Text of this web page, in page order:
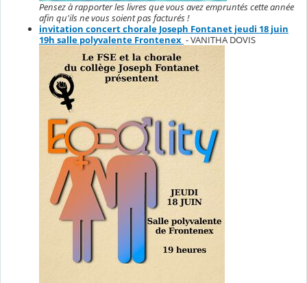
Pensez à rapporter les livres que vous avez empruntés cette année
afin qu'ils ne vous soient pas facturés !
invitation concert chorale Joseph Fontanet jeudi 18 juin
19h salle polyvalente Frontenex - VANITHA DOVIS